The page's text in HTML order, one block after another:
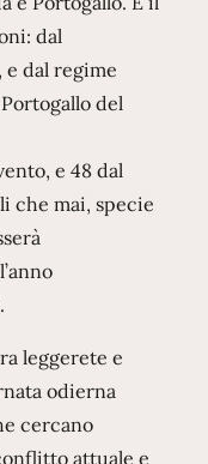
dal
e dal regime
del
e 48 dal
che mai, specie
leggerete e
odierna
cercano
attuale e